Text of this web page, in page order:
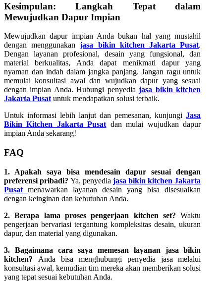
Kesimpulan: Langkah Tepat dalam
Mewujudkan Dapur Impian
Mewujudkan dapur impian Anda bukan hal yang mustahil
dengan menggunakanjasa bikin kitchen Jakarta Pusat.
Dengan layanan profesional, desain yang fungsional, dan
material berkualitas, Anda dapat menikmati dapur yang
nyaman dan indah dalam jangka panjang. Jangan ragu untuk
memulai konsultasi awal dan wujudkan dapur yang sesuai
dengan impian Anda. Hubungi penyediajasa bikin kitchen
Jakarta Pusatuntuk mendapatkan solusi terbaik.
Untuk informasi lebih lanjut dan pemesanan, kunjungiJasa
Bikin Kitchen Jakarta Pusatdan mulai wujudkan dapur
impian Anda sekarang!
FAQ
1. Apakah saya bisa mendesain dapur sesuai dengan
preferensi pribadi? Ya, penyediajasa bikin kitchen Jakarta
Pusat menawarkan layanan desain yang bisa disesuaikan
dengan keinginan dan kebutuhan Anda.
2. Berapa lama proses pengerjaan kitchen set? Waktu
pengerjaan bervariasi tergantung kompleksitas desain, ukuran
dapur, dan material yang digunakan.
3. Bagaimana cara saya memesan layanan jasa bikin
kitchen? Anda bisa menghubungi penyedia jasa melalui
konsultasi awal, kemudian tim mereka akan memberikan solusi
yang tepat sesuai kebutuhan Anda.